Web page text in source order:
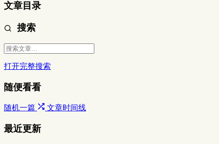
文章目录
搜索
打开完整搜索
随便看看
随机一篇 文章时间线
最近更新